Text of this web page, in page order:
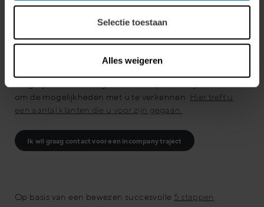
Selectie toestaan
Alles weigeren
Incompany
zijn veel
om de mogelijkheden met u te verkennen.
Hier treft u
een aantal klanten die u voor zijn gegaan.
Ik wil graag contact voor een incompany traject
Op basis van een bewezen succesvolle 5 stappen